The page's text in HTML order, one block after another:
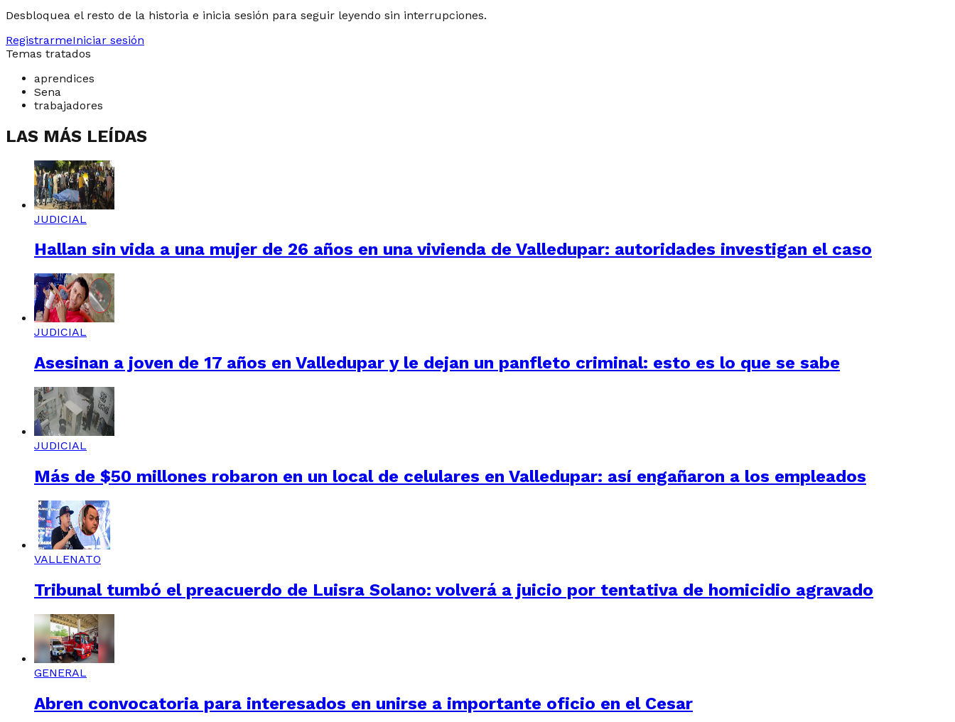
Desbloquea el resto de la historia e inicia sesión para seguir leyendo sin interrupciones.
RegistrarmeIniciar sesión
Temas tratados
aprendices
Sena
trabajadores
LAS MÁS LEÍDAS
JUDICIAL
Hallan sin vida a una mujer de 26 años en una vivienda de Valledupar: autoridades investigan el caso
JUDICIAL
Asesinan a joven de 17 años en Valledupar y le dejan un panfleto criminal: esto es lo que se sabe
JUDICIAL
Más de $50 millones robaron en un local de celulares en Valledupar: así engañaron a los empleados
VALLENATO
Tribunal tumbó el preacuerdo de Luisra Solano: volverá a juicio por tentativa de homicidio agravado
GENERAL
Abren convocatoria para interesados en unirse a importante oficio en el Cesar